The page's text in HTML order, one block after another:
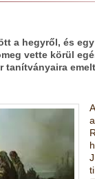
a hegyről, és
vette körül